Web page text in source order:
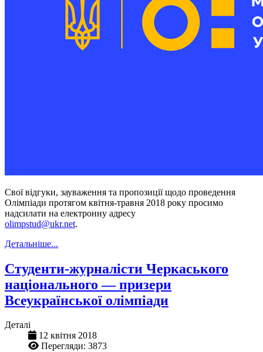
Свої відгуки, зауваження та пропозиції щодо проведення
Олімпіади протягом квітня-травня 2018 року просимо
надсилати на електронну адресу
olimpstud@ukr.net.
Детальніше...
Студенти-журналісти Черкаського
національного — призери
Всеукраїнської олімпіади
Деталі
12 квітня 2018
Перегляди: 3873